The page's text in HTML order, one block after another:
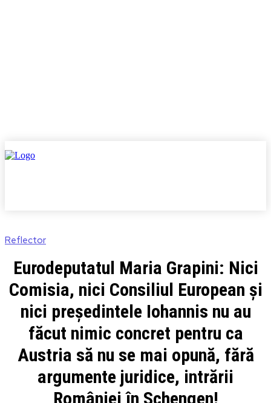
Reflector
Eurodeputatul Maria Grapini: Nici
Comisia, nici Consiliul European și
nici președintele Iohannis nu au
făcut nimic concret pentru ca
Austria să nu se mai opună, fără
argumente juridice, intrării
României în Schengen!